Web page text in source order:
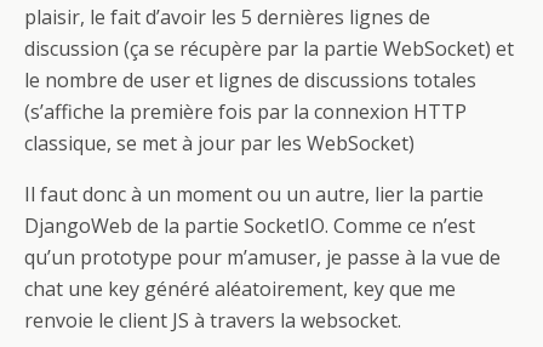
plaisir, le fait d’avoir les 5 dernières lignes de
discussion (ça se récupère par la partie WebSocket) et
le nombre de user et lignes de discussions totales
(s’affiche la première fois par la connexion HTTP
classique, se met à jour par les WebSocket)
Il faut donc à un moment ou un autre, lier la partie
DjangoWeb de la partie SocketIO. Comme ce n’est
qu’un prototype pour m’amuser, je passe à la vue de
chat une key généré aléatoirement, key que me
renvoie le client JS à travers la websocket.